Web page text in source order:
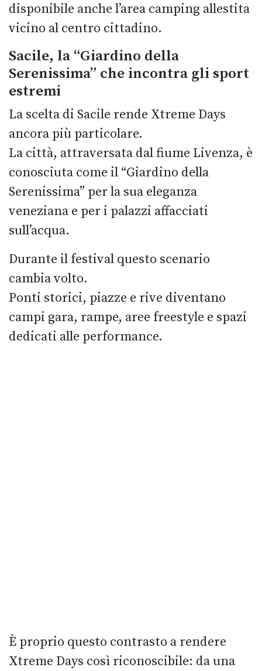
disponibile anche l’area camping allestita
vicino al centro cittadino.
Sacile, la “Giardino della
Serenissima” che incontra gli sport
estremi
La scelta di Sacile rende Xtreme Days
ancora più particolare.
La città, attraversata dal fiume Livenza, è
conosciuta come il “Giardino della
Serenissima” per la sua eleganza
veneziana e per i palazzi affacciati
sull’acqua.
Durante il festival questo scenario
cambia volto.
Ponti storici, piazze e rive diventano
campi gara, rampe, aree freestyle e spazi
dedicati alle performance.
È proprio questo contrasto a rendere
Xtreme Days così riconoscibile: da una